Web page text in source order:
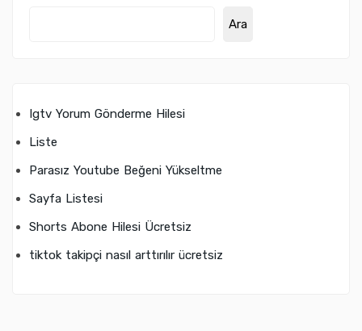
Ara
Igtv Yorum Gönderme Hilesi
Liste
Parasız Youtube Beğeni Yükseltme
Sayfa Listesi
Shorts Abone Hilesi Ücretsiz
tiktok takipçi nasıl arttırılır ücretsiz